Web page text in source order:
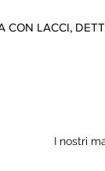
CON LACCI,
I nostri